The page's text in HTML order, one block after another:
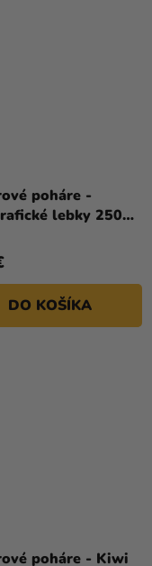
poháre -
lebky 250
DO KOŠÍKA
poháre - Kiwi